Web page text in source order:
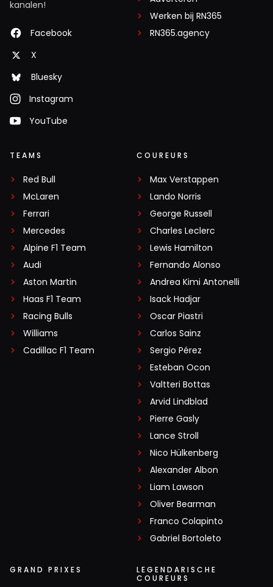
kanalen!
Facebook
X
Bluesky
Instagram
YouTube
Werken bij RN365
RN365.agency
TEAMS
Red Bull
McLaren
Ferrari
Mercedes
Alpine F1 Team
Audi
Aston Martin
Haas F1 Team
Racing Bulls
Williams
Cadillac F1 Team
COUREURS
Max Verstappen
Lando Norris
George Russell
Charles Leclerc
Lewis Hamilton
Fernando Alonso
Andrea Kimi Antonelli
Isack Hadjar
Oscar Piastri
Carlos Sainz
Sergio Pérez
Esteban Ocon
Valtteri Bottas
Arvid Lindblad
Pierre Gasly
Lance Stroll
Nico Hülkenberg
Alexander Albon
Liam Lawson
Oliver Bearman
Franco Colapinto
Gabriel Bortoleto
GRAND PRIXES
LEGENDARISCHE
COUREURS